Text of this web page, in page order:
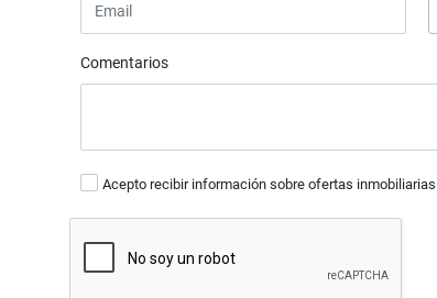
Comentarios
Acepto recibir información sobre ofertas inmobiliarias